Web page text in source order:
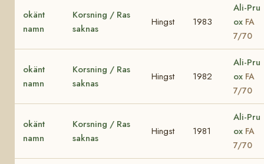
okänt
namn
Korsning / Ras
saknas
Hingst 1983
Ali-Pru
ox FA
7/70
okänt
namn
Korsning / Ras
saknas
Hingst 1982
Ali-Pru
ox FA
7/70
okänt
namn
Korsning / Ras
saknas
Hingst 1981
Ali-Pru
ox FA
7/70